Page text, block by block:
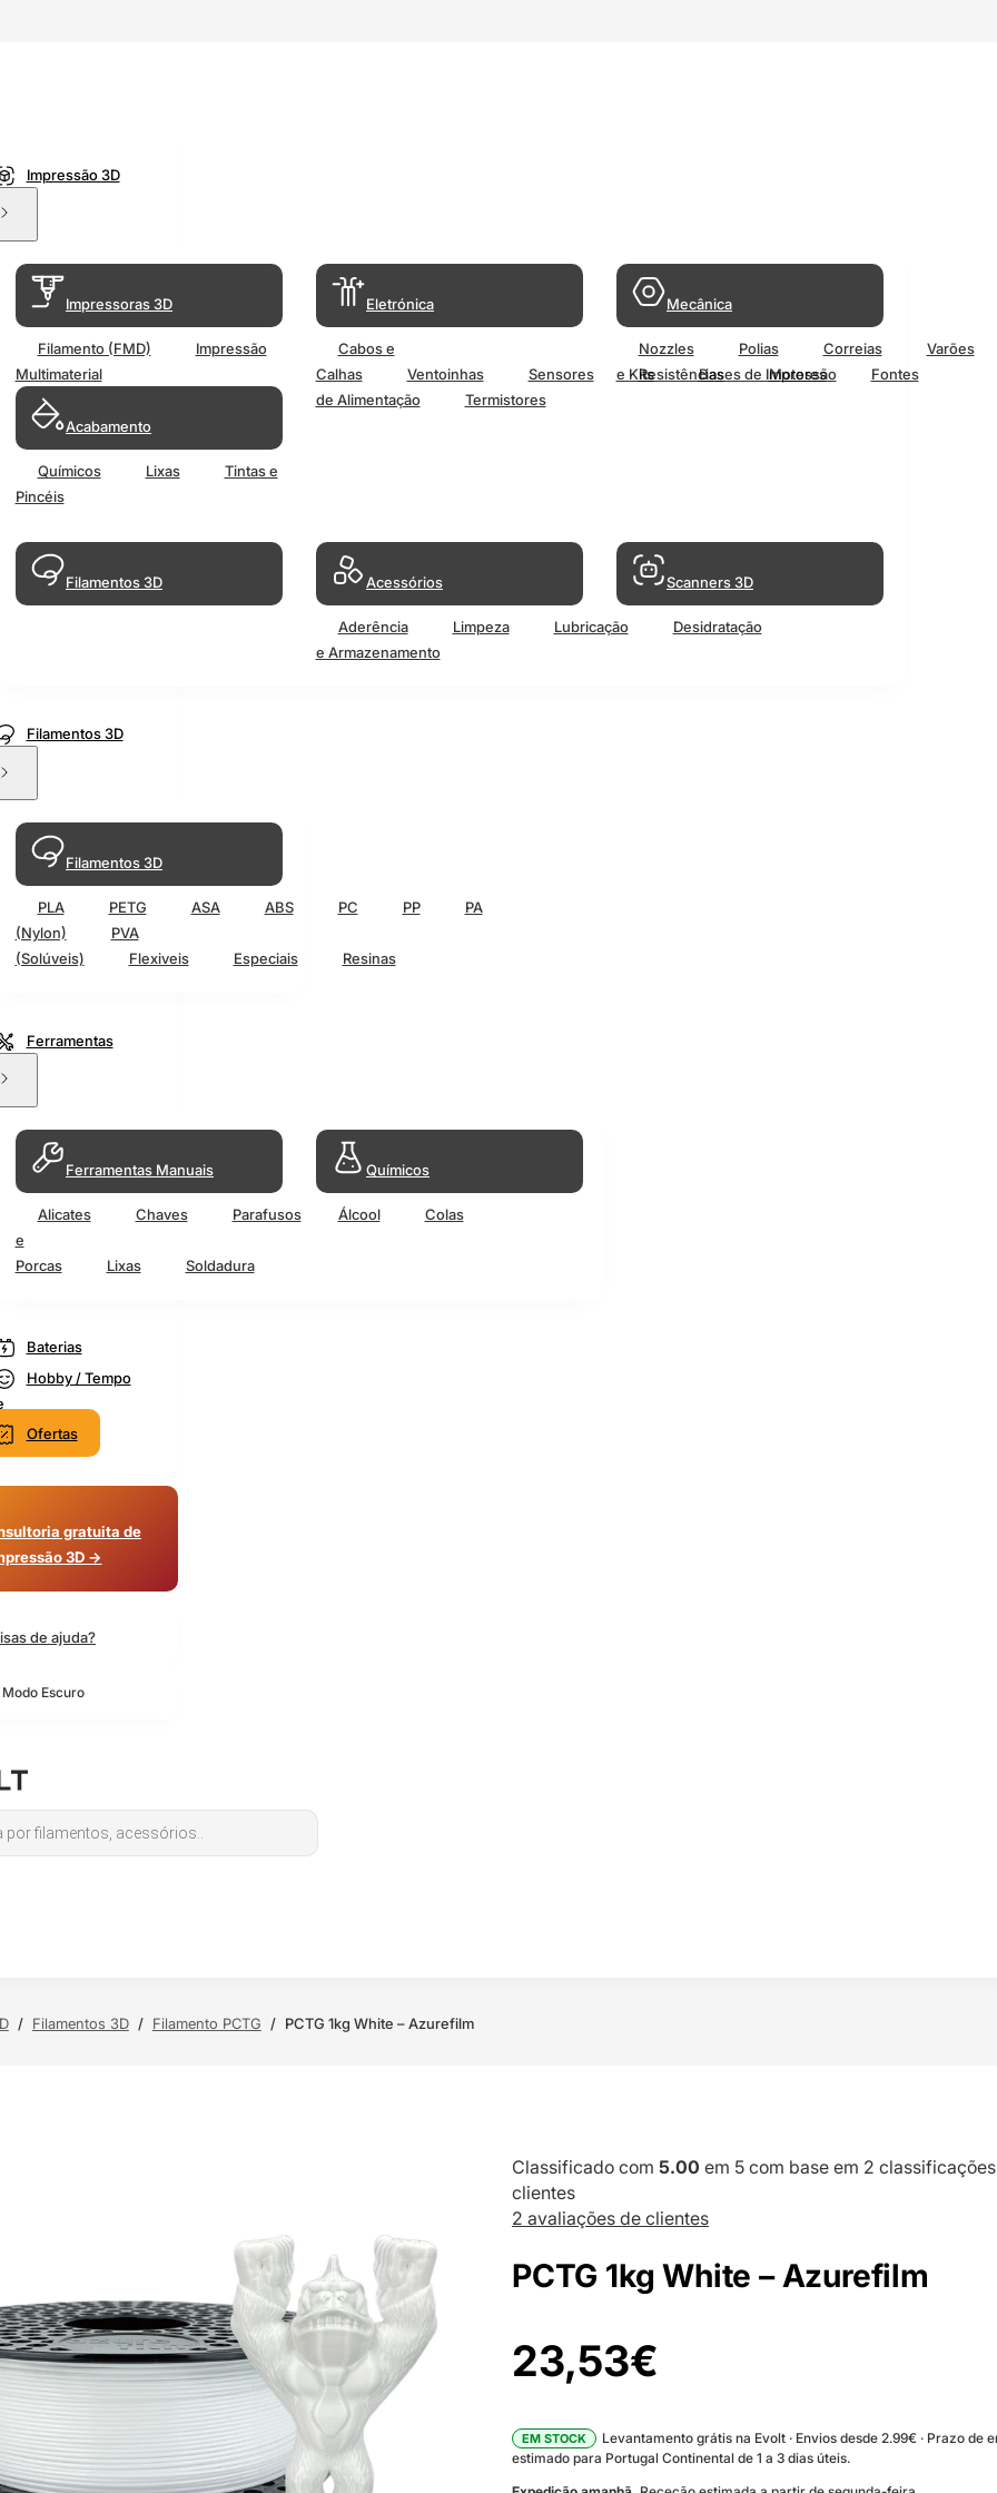
Impressão 3D
Impressoras 3D
Filamento (FMD)
Impressão
Multimaterial
Acabamento
Químicos Lixas
Tintas e
Pincéis
Eletrónica
Cabos e
Calhas
Ventoinhas Sensores Resistências Motores
Fontes
de Alimentação
Termistores
Mecânica
Nozzles Polias Correias
Varões
e Kits
Bases de Impressão
Filamentos 3D Acessórios
Aderência Limpeza Lubricação
Desidratação
e Armazenamento
Scanners 3D
Filamentos 3D
Filamentos 3D
PLA PETG ASA ABS PC PP
PA
(Nylon)
PVA
(Solúveis)
Flexiveis Especiais Resinas
Ferramentas
Ferramentas Manuais
Alicates Chaves
Parafusos
e
Porcas
Lixas Soldadura
Químicos
Álcool Colas
Baterias
Hobby / Tempo
Ofertas
gratuita de
3D →
de ajuda?
Escuro
/ Filamentos 3D / Filamento PCTG / PCTG 1kg White – Azurefilm
Classificado com 5.00 em 5 com base em 2
clientes
2 avaliações de clientes
PCTG 1kg White – Azurefilm
23,53€
EM STOCK
Levantamento grátis na Evolt · Envios desde 2.99€ · Prazo de
estimado para Portugal Continental de 1 a 3 dias úteis.